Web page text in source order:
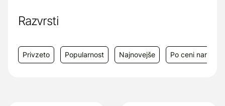
Proizvajalec:
Dobavitelj:Sabex d.o.o., Poslovna cona A
Razvrsti
Privzeto Popularnost Najnovejše Po ceni